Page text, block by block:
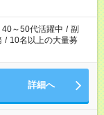
40～50代活躍中 / 副
/ 10名以上の大量募
詳細へ